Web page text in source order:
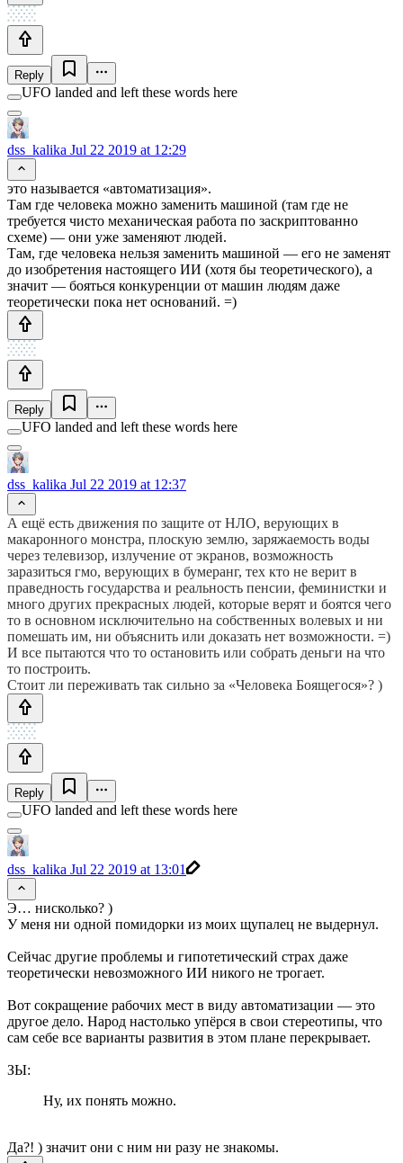
Reply
UFO landed and left these words here
dss_kalika Jul 22 2019 at 12:29
это называется «автоматизация».
Там где человека можно заменить машиной (там где не
требуется чисто механическая работа по заскриптованно
схеме) — они уже заменяют людей.
Там, где человека нельзя заменить машиной — его не заменят
до изобретения настоящего ИИ (хотя бы теоретического), а
значит — бояться конкуренции от машин людям даже
теоретически пока нет оснований. =)
Reply
UFO landed and left these words here
dss_kalika Jul 22 2019 at 12:37
А ещё есть движения по защите от НЛО, верующих в
макаронного монстра, плоскую землю, заряжаемость воды
через телевизор, излучение от экранов, возможность
заразиться гмо, верующих в бумеранг, тех кто не верит в
праведность государства и реальность пенсии, феминистки и
много других прекрасных людей, которые верят и боятся чего
то в основном исключительно на собственных волевых и ни
помешать им, ни объяснить или доказать нет возможности. =)
И все пытаются что то остановить или собрать деньги на что
то построить.
Стоит ли переживать так сильно за «Человека Боящегося»? )
Reply
UFO landed and left these words here
dss_kalika Jul 22 2019 at 13:01
Э… нисколько? )
У меня ни одной помидорки из моих щупалец не выдернул.
Сейчас другие проблемы и гипотетический страх даже
теоретически невозможного ИИ никого не трогает.
Вот сокращение рабочих мест в виду автоматизации — это
другое дело. Народ настолько упёрся в свои стереотипы, что
сам себе все варианты развития в этом плане перекрывает.
ЗЫ:
Ну, их понять можно.
Да?! ) значит они с ним ни разу не знакомы.